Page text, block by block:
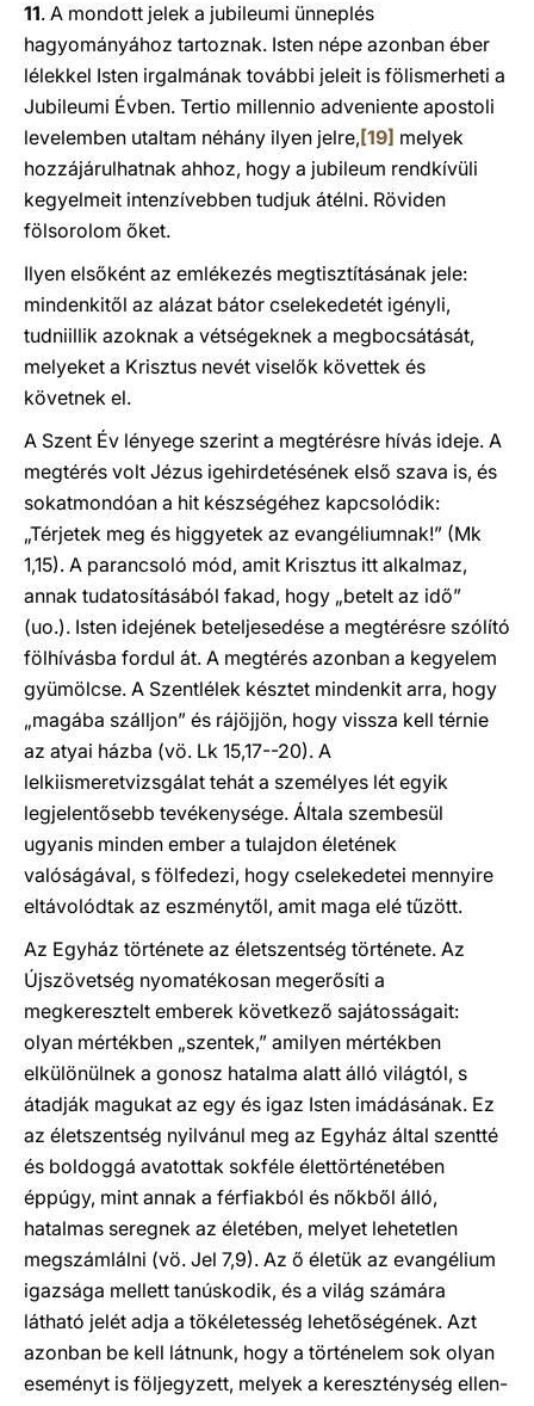
11. A mondott jelek a jubileumi ünneplés
hagyományához tartoznak. Isten népe azonban éber
lélekkel Isten irgalmának további jeleit is fölismerheti a
Jubileumi Évben. Tertio millennio adveniente apostoli
levelemben utaltam néhány ilyen jelre, [19] melyek
hozzájárulhatnak ahhoz, hogy a jubileum rendkívüli
kegyelmeit intenzívebben tudjuk átélni. Röviden
fölsorolom őket.
Ilyen elsőként az emlékezés megtisztításának jele:
mindenkitől az alázat bátor cselekedetét igényli,
tudniillik azoknak a vétségeknek a megbocsátását,
melyeket a Krisztus nevét viselők követtek és
követnek el.
A Szent Év lényege szerint a megtérésre hívás ideje. A
megtérés volt Jézus igehirdetésének első szava is, és
sokatmondóan a hit készségéhez kapcsolódik:
„Térjetek meg és higgyetek az evangéliumnak!” (Mk
1,15). A parancsoló mód, amit Krisztus itt alkalmaz,
annak tudatosításából fakad, hogy „betelt az idő”
(uo.). Isten idejének beteljesedése a megtérésre szólító
fölhívásba fordul át. A megtérés azonban a kegyelem
gyümölcse. A Szentlélek késztet mindenkit arra, hogy
„magába szálljon” és rájöjjön, hogy vissza kell térnie
az atyai házba (vö. Lk 15,17--20). A
lelkiismeretvizsgálat tehát a személyes lét egyik
legjelentősebb tevékenysége. Általa szembesül
ugyanis minden ember a tulajdon életének
valóságával, s fölfedezi, hogy cselekedetei mennyire
eltávolódtak az eszménytől, amit maga elé tűzött.
Az Egyház története az életszentség története. Az
Újszövetség nyomatékosan megerősíti a
megkeresztelt emberek következő sajátosságait:
olyan mértékben „szentek,” amilyen mértékben
elkülönülnek a gonosz hatalma alatt álló világtól, s
átadják magukat az egy és igaz Isten imádásának. Ez
az életszentség nyilvánul meg az Egyház által szentté
és boldoggá avatottak sokféle élettörténetében
éppúgy, mint annak a férfiakból és nőkből álló,
hatalmas seregnek az életében, melyet lehetetlen
megszámlálni (vö. Jel 7,9). Az ő életük az evangélium
igazsága mellett tanúskodik, és a világ számára
látható jelét adja a tökéletesség lehetőségének. Azt
azonban be kell látnunk, hogy a történelem sok olyan
eseményt is följegyzett, melyek a kereszténység ellen-